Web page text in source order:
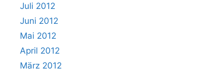
Juli 2012
Juni 2012
Mai 2012
April 2012
März 2012